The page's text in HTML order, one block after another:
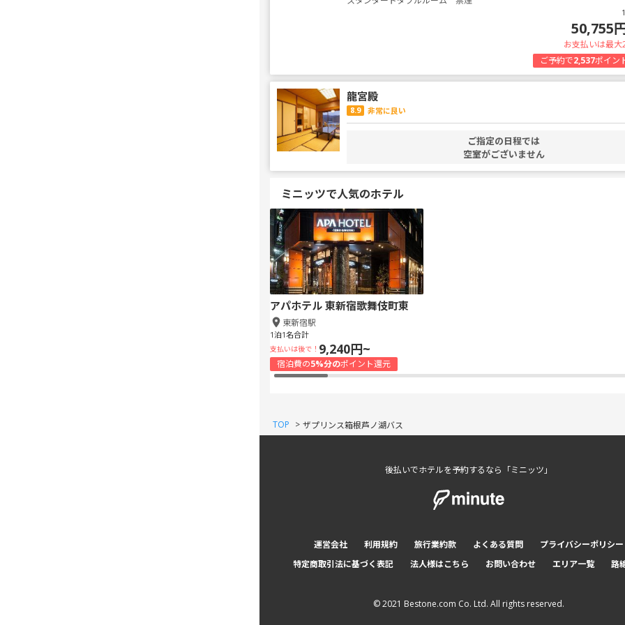
50,755
お支払いは最大
ご予約で2,537ポイン
龍宮殿
8.9 非常に良い
ご指定の日程では
空室がございません
ミニッツで人気のホテル
アパホテル 東新宿歌舞伎町東
東新宿駅
1泊1名合計
支払いは後で！ 9,240円~
宿泊費の5%分のポイント還元
TOP > ザプリンス箱根芦ノ湖バス
後払いでホテルを予約するなら「ミニッツ」
運営会社 利用規約 旅行業約款 よくある質問
プライバシーポリシー
特定商取引法に基づく表記
法人様はこちら お問い合わせ エリア一覧 路
© 2021 Bestone.com Co. Ltd. All rights reserved.